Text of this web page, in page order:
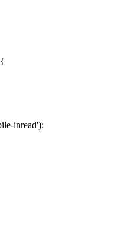
inread');